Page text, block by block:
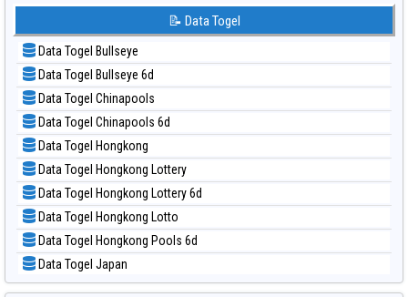
📊 Statistik Sydney Pools 6d
📊 Statistik Taipei
📊 Statistik Taiwan
📝 Pola Dasar Kuda Lari
📝 Pola Dasar Magnum Cambodia
📝 Pola Dasar Nagoya
📝 Pola Dasar North Carolina Day
📝 Pola Dasar Pcso
📝 Pola Dasar Sao Paulo
📝 Pola Dasar Singapore
📝 Pola Dasar Sydney
📝 Pola Dasar Sydney Lottery
📝 Pola Dasar Sydney Lottery 6d
📝 Pola Dasar Sydney Lotto
📝 Data Togel
Data Togel Bullseye
Data Togel Bullseye 6d
Data Togel Chinapools
Data Togel Chinapools 6d
Data Togel Hongkong
Data Togel Hongkong Lottery
Data Togel Hongkong Lottery 6d
Data Togel Hongkong Lotto
Data Togel Hongkong Pools 6d
Data Togel Japan
Data Togel Japan 6d